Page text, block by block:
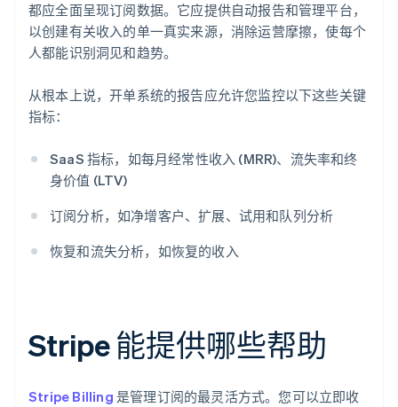
都应全面呈现订阅数据。它应提供自动报告和管理平台，
以创建有关收入的单一真实来源，消除运营摩擦，使每个
人都能识别洞见和趋势。
从根本上说，开单系统的报告应允许您监控以下这些关键
指标：
SaaS 指标，如每月经常性收入 (MRR)、流失率和终
身价值 (LTV)
订阅分析，如净增客户、扩展、试用和队列分析
恢复和流失分析，如恢复的收入
Stripe 能提供哪些帮助
Stripe Billing 是管理订阅的最灵活方式。您可以立即收